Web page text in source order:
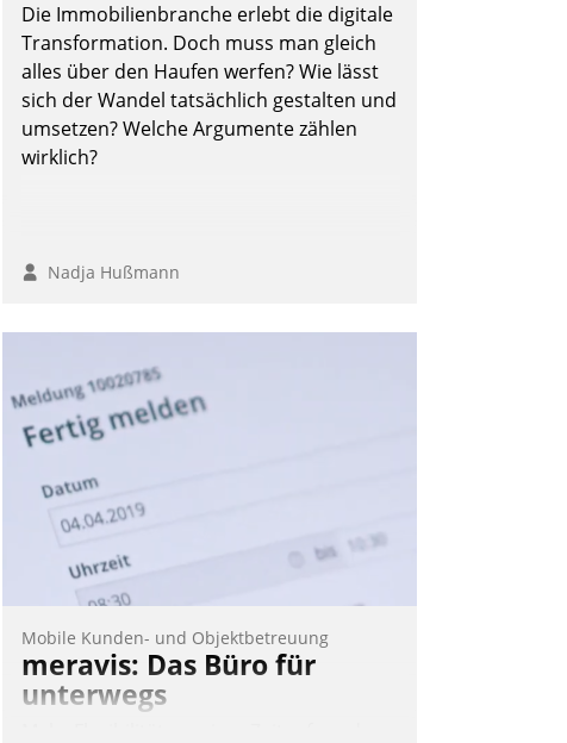
Die Immobilienbranche erlebt die digitale
Transformation. Doch muss man gleich
alles über den Haufen werfen? Wie lässt
sich der Wandel tatsächlich gestalten und
umsetzen? Welche Argumente zählen
wirklich?
Nadja Hußmann
Mobile Kunden- und Objektbetreuung
meravis: Das Büro für
unterwegs